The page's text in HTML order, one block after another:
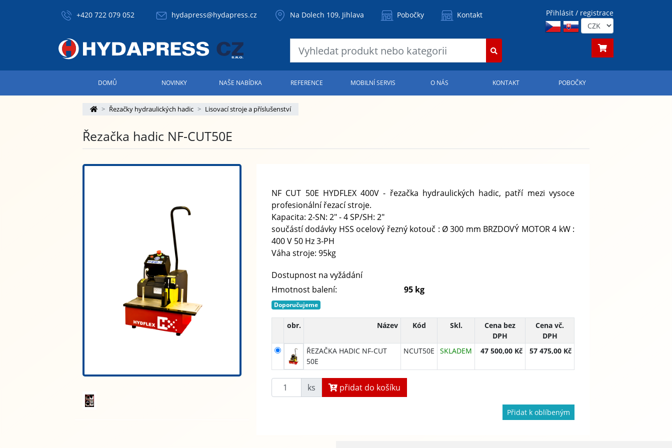
+420 722 079 052 hydapress@hydapress.cz Na Dolech 109, Jihlava Pobočky Kontakt Přihlásit / registrace
DOMŮ NOVINKY NAŠE NABÍDKA REFERENCE MOBILNÍ SERVIS O NÁS KONTAKT POBOČKY
Řezačky hydraulických hadic Lisovací stroje a příslušenství
Řezačka hadic NF-CUT50E
NF CUT 50E HYDFLEX 400V - řezačka hydraulických hadic, patří mezi vysoce
profesionální řezací stroje.
Kapacita: 2-SN: 2" - 4 SP/SH: 2"
součástí dodávky HSS ocelový řezný kotouč : Ø 300 mm BRZDOVÝ MOTOR 4 kW :
400 V 50 Hz 3-PH
Váha stroje: 95kg
Dostupnost na vyžádání
Hmotnost balení:
95 kg
Doporučujeme
obr. Název Kód Skl.
Cena bez
DPH
Cena vč.
DPH
ŘEZAČKA HADIC NF-CUT
50E
NCUT50E SKLADEM 47 500,00 Kč 57 475,00 Kč
ks přidat do košíku
Přidat k oblíbeným